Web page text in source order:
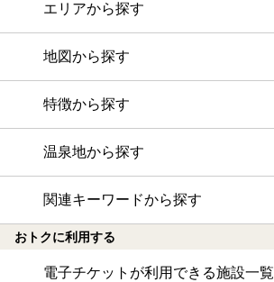
エリアから探す
地図から探す
特徴から探す
温泉地から探す
関連キーワードから探す
おトクに利用する
電子チケットが利用できる施設一覧